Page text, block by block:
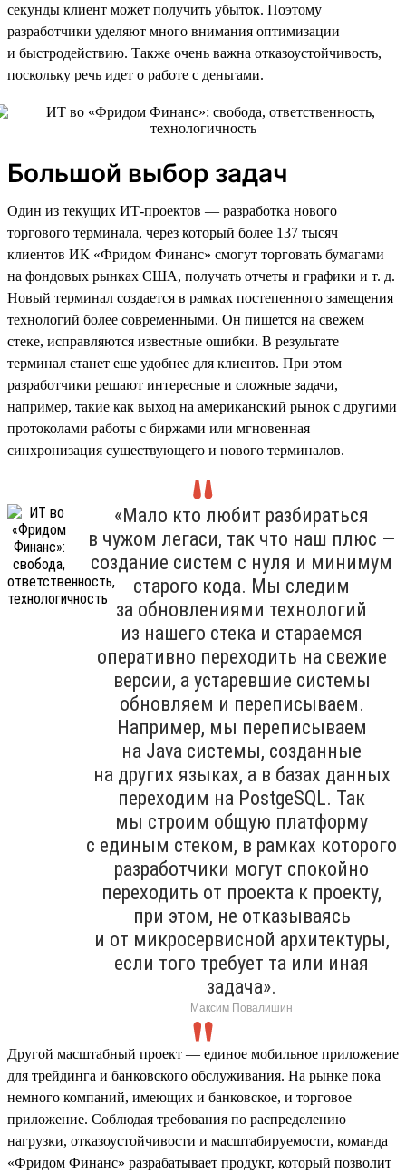
секунды клиент может получить убыток. Поэтому
разработчики уделяют много внимания оптимизации
и быстродействию. Также очень важна отказоустойчивость,
поскольку речь идет о работе с деньгами.
Большой выбор задач
Один из текущих ИТ-проектов — разработка нового
торгового терминала, через который более 137 тысяч
клиентов ИК «Фридом Финанс» смогут торговать бумагами
на фондовых рынках США, получать отчеты и графики и т. д.
Новый терминал создается в рамках постепенного замещения
технологий более современными. Он пишется на свежем
стеке, исправляются известные ошибки. В результате
терминал станет еще удобнее для клиентов. При этом
разработчики решают интересные и сложные задачи,
например, такие как выход на американский рынок с другими
протоколами работы с биржами или мгновенная
синхронизация существующего и нового терминалов.
«Мало кто любит разбираться
в чужом легаси, так что наш плюс —
создание систем с нуля и минимум
старого кода. Мы следим
за обновлениями технологий
из нашего стека и стараемся
оперативно переходить на свежие
версии, а устаревшие системы
обновляем и переписываем.
Например, мы переписываем
на Java системы, созданные
на других языках, а в базах данных
переходим на PostgeSQL. Так
мы строим общую платформу
с единым стеком, в рамках которого
разработчики могут спокойно
переходить от проекта к проекту,
при этом, не отказываясь
и от микросервисной архитектуры,
если того требует та или иная
задача».
Максим Повалишин
Другой масштабный проект — единое мобильное приложение
для трейдинга и банковского обслуживания. На рынке пока
немного компаний, имеющих и банковское, и торговое
приложение. Соблюдая требования по распределению
нагрузки, отказоустойчивости и масштабируемости, команда
«Фридом Финанс» разрабатывает продукт, который позволит